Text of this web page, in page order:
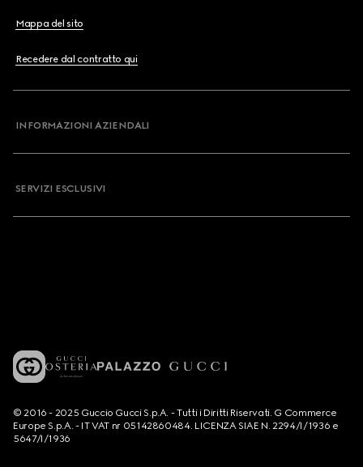
Mappa del sito
Recedere dal contratto qui
INFORMAZIONI AZIENDALI
SERVIZI ESCLUSIVI
© 2016 - 2025 Guccio Gucci S.p.A. - Tutti i Diritti Riservati. G Commerce
Europe S.p.A. - IT VAT nr 05142860484. LICENZA SIAE N. 2294/I/1936 e
5647/I/1936